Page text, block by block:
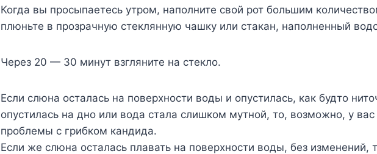
Когда вы просыпаетесь утром, наполните свой рот большим
плюньте в прозрачную стеклянную чашку или стакан, наполненный
Через 20 — 30 минут взгляните на стекло.
Если слюна осталась на поверхности воды и опустилась, как будто
опустилась на дно или вода стала слишком мутной, то, возможно, у вас
проблемы с грибком кандида.
Если же слюна осталась плавать на поверхности воды, без изменений,